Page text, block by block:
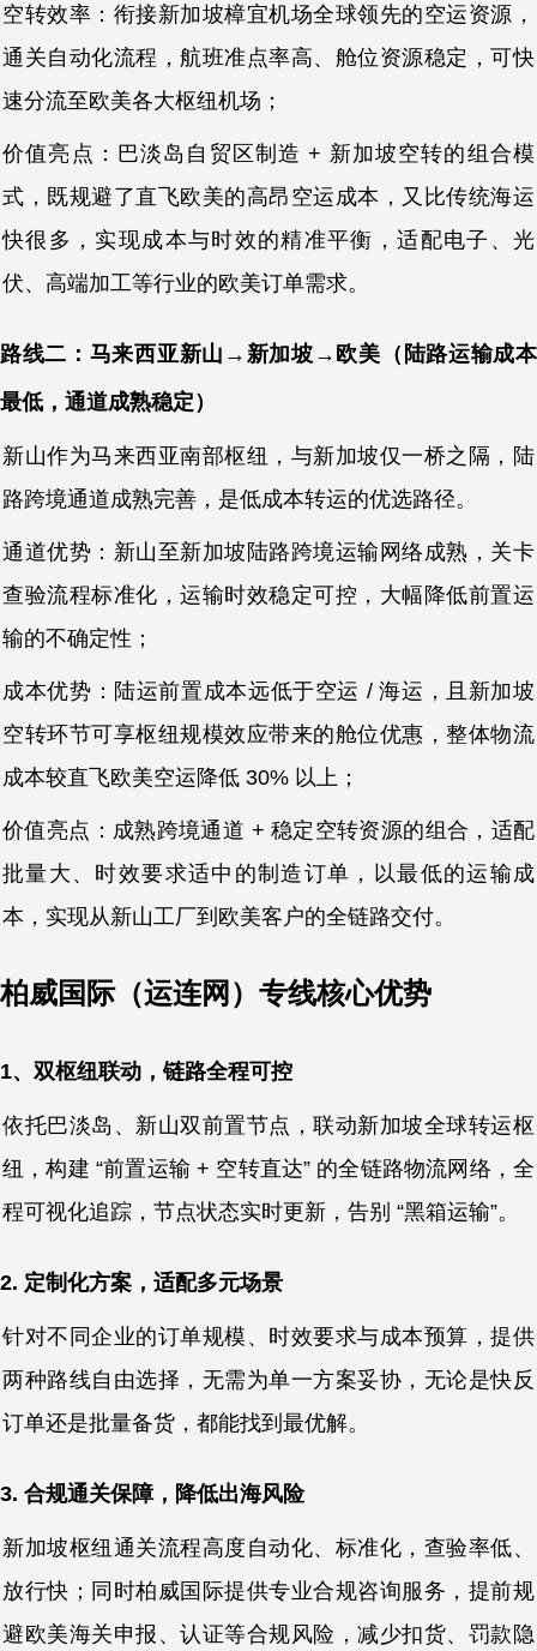
空转效率：衔接新加坡樟宜机场全球领先的空运资源，
通关自动化流程，航班准点率高、舱位资源稳定，可快
速分流至欧美各大枢纽机场；
价值亮点：巴淡岛自贸区制造 + 新加坡空转的组合模
式，既规避了直飞欧美的高昂空运成本，又比传统海运
快很多，实现成本与时效的精准平衡，适配电子、光
伏、高端加工等行业的欧美订单需求。
路线二：马来西亚新山→新加坡→欧美（陆路运输成本
最低，通道成熟稳定）
新山作为马来西亚南部枢纽，与新加坡仅一桥之隔，陆
路跨境通道成熟完善，是低成本转运的优选路径。
通道优势：新山至新加坡陆路跨境运输网络成熟，关卡
查验流程标准化，运输时效稳定可控，大幅降低前置运
输的不确定性；
成本优势：陆运前置成本远低于空运 / 海运，且新加坡
空转环节可享枢纽规模效应带来的舱位优惠，整体物流
成本较直飞欧美空运降低 30% 以上；
价值亮点：成熟跨境通道 + 稳定空转资源的组合，适配
批量大、时效要求适中的制造订单，以最低的运输成
本，实现从新山工厂到欧美客户的全链路交付。
柏威国际（运连网）专线核心优势
1、双枢纽联动，链路全程可控
依托巴淡岛、新山双前置节点，联动新加坡全球转运枢
纽，构建 “前置运输 + 空转直达” 的全链路物流网络，全
程可视化追踪，节点状态实时更新，告别 “黑箱运输”。
2. 定制化方案，适配多元场景
针对不同企业的订单规模、时效要求与成本预算，提供
两种路线自由选择，无需为单一方案妥协，无论是快反
订单还是批量备货，都能找到最优解。
3. 合规通关保障，降低出海风险
新加坡枢纽通关流程高度自动化、标准化，查验率低、
放行快；同时柏威国际提供专业合规咨询服务，提前规
避欧美海关申报、认证等合规风险，减少扣货、罚款隐